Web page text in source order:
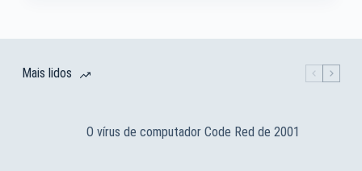
Mais lidos
O vírus de computador Code Red de 2001